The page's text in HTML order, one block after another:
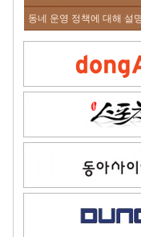
동네 운영 정책에 대해 설